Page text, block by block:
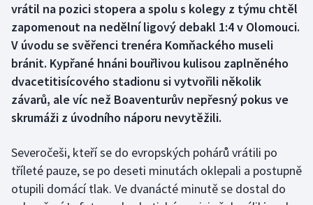
Futsal
Golf
Gymnastika
Házená
Jezdectví
Judo
vrátil na pozici stopera a spolu s kolegy z týmu chtěl
zapomenout na nedělní ligový debakl 1:4 v Olomouci.
V úvodu se svěřenci trenéra Komňackého museli
bránit. Kypřané hnáni bouřlivou kulisou zaplněného
dvacetitisícového stadionu si vytvořili několik
závarů, ale víc než Boaventurův nepřesný pokus ve
skrumáži z úvodního náporu nevytěžili.
Severočeši, kteří se do evropských pohárů vrátili po
tříleté pauze, se po deseti minutách oklepali a postupně
otupili domácí tlak. Ve dvanácté minutě se dostal do